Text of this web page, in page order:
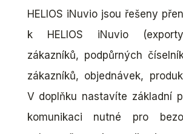
HELIOS iNuvio jsou řešeny
k HELIOS iNuvio
zákazníků, podpůrných
zákazníků, objednávek,
V doplňku nastavíte základní
komunikaci nutné pro